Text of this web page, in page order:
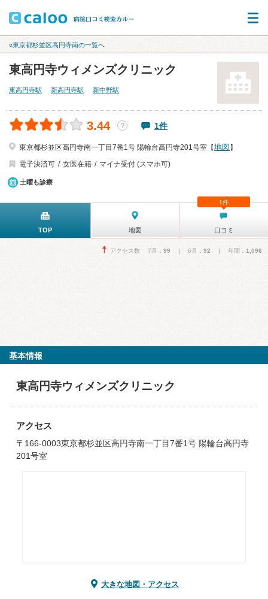
«東京都杉並区高円寺南の一覧へ
東高円寺ウィメンズクリニック
東高円寺駅 新高円寺駅 新中野駅
3.44 ？ 1件
東京都杉並区高円寺南一丁目7番1号 陽輪台高円寺201号室【地図 】
電子決済可
女医在籍 マイナ受付 (スマホ可)
土曜も診療
TOP 地図 口コミ
1件
アクセス数 7月： 99 | 6月： 92 | 年間： 1,096
基本情報
東高円寺ウィメンズクリニック
アクセス
〒166-0003東京都杉並区高円寺南一丁目7番1号 陽輪台高円寺
201号室
大きな地図・アクセス